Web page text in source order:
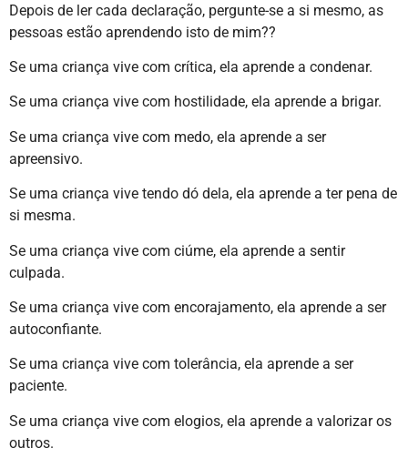
Depois de ler cada declaração, pergunte-se a si mesmo, as
pessoas estão aprendendo isto de mim??
Se uma criança vive com crítica, ela aprende a condenar.
Se uma criança vive com hostilidade, ela aprende a brigar.
Se uma criança vive com medo, ela aprende a ser
apreensivo.
Se uma criança vive tendo dó dela, ela aprende a ter pena de
si mesma.
Se uma criança vive com ciúme, ela aprende a sentir
culpada.
Se uma criança vive com encorajamento, ela aprende a ser
autoconfiante.
Se uma criança vive com tolerância, ela aprende a ser
paciente.
Se uma criança vive com elogios, ela aprende a valorizar os
outros.